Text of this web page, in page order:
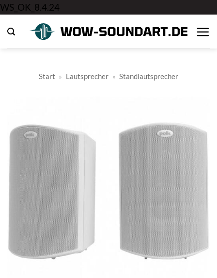
WS_OK_8.4.24
springen
Start » Lautsprecher » Standlautsprecher